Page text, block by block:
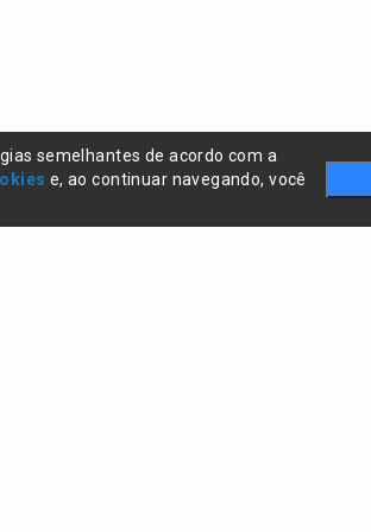
semelhantes de acordo com a
e, ao continuar navegando, você